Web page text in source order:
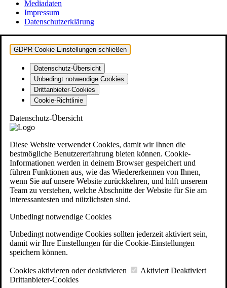
Mediadaten
Impressum
Datenschutzerklärung
GDPR Cookie-Einstellungen schließen
Datenschutz-Übersicht
Unbedingt notwendige Cookies
Drittanbieter-Cookies
Cookie-Richtlinie
Datenschutz-Übersicht
Diese Website verwendet Cookies, damit wir Ihnen die
bestmögliche Benutzererfahrung bieten können. Cookie-
Informationen werden in deinem Browser gespeichert und
führen Funktionen aus, wie das Wiedererkennen von Ihnen,
wenn Sie auf unsere Website zurückkehren, und hilft unserem
Team zu verstehen, welche Abschnitte der Website für Sie am
interessantesten und nützlichsten sind.
Unbedingt notwendige Cookies
Unbedingt notwendige Cookies sollten jederzeit aktiviert sein,
damit wir Ihre Einstellungen für die Cookie-Einstellungen
speichern können.
Cookies aktivieren oder deaktivieren Aktiviert Deaktiviert
Drittanbieter-Cookies